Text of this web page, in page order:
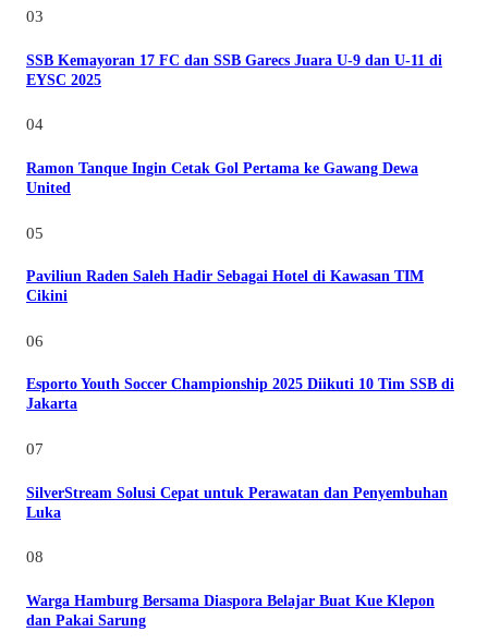
03
SSB Kemayoran 17 FC dan SSB Garecs Juara U-9 dan U-11 di
EYSC 2025
04
Ramon Tanque Ingin Cetak Gol Pertama ke Gawang Dewa
United
05
Paviliun Raden Saleh Hadir Sebagai Hotel di Kawasan TIM
Cikini
06
Esporto Youth Soccer Championship 2025 Diikuti 10 Tim SSB di
Jakarta
07
SilverStream Solusi Cepat untuk Perawatan dan Penyembuhan
Luka
08
Warga Hamburg Bersama Diaspora Belajar Buat Kue Klepon
dan Pakai Sarung